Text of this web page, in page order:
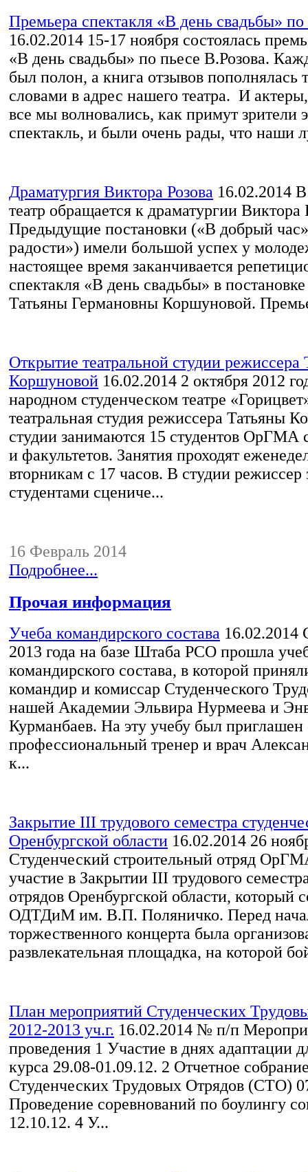
Премьера спектакля «В день свадьбы» по
16.02.2014 15-17 ноября состоялась
«В день свадьбы» по пьесе В.Розова.
был полон, а книга отзывов пополнялась
словами в адрес нашего театра. И
все мы волновались, как примут зрители
спектакль, и были очень рады, что наши
Драматургия Виктора Розова 16.02.2014 В
театр обращается к драматургии Виктора
Предыдущие постановки («В добрый
радости») имели большой успех у
настоящее время заканчивается
спектакля «В день свадьбы» в
Татьяны Германовны Коршуновой.
Открытие театральной студии режиссера
Коршуновой 16.02.2014 2 октября 2012
народном студенческом театре
театральная студия режиссера Татьяны
студии занимаются 15 студентов ОрГМА
и факультетов. Занятия проходят
вторникам с 17 часов. В студии режиссер
студентами сцениче...
16 Февраль 2014
Подробнее...
Прочая информация
Учеба командирского состава 16.02.2014
2013 года на базе Штаба РСО прошла
командирского состава, в которой
командир и комиссар Студенческого
нашей Академии Эльвира Нурмеева и
Курманбаев. На эту учебу был приглашен
профессиональный тренер и врач
к...
Закрытие III трудового семестра
Оренбургской области 16.02.2014 26
Студенческий строительный отряд
участие в Закрытии III трудового
отрядов Оренбургской области, который
ОДТДиМ им. В.П. Поляничко. Перед
торжественного концерта была
развлекательная площадка, на которой
План мероприятий Студенческих
2012-2013 уч.г. 16.02.2014 № п/п
проведения 1 Участие в днях адаптации
курса 29.08-01.09.12. 2 Отчетное
Студенческих Трудовых Отрядов (СТО)
Проведение соревнований по боулингу
12.10.12. 4 У...